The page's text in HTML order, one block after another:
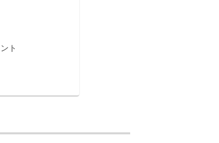
ト